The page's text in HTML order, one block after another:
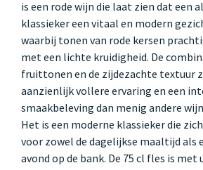
is een rode wijn die laat zien dat een
klassieker een vitaal en modern
waarbij tonen van rode kersen
met een lichte kruidigheid. De
fruittonen en de zijdezachte textuur
aanzienlijk vollere ervaring en een
smaakbeleving dan menig andere
Het is een moderne klassieker die
voor zowel de dagelijkse maaltijd als
avond op de bank. De 75 cl fles is